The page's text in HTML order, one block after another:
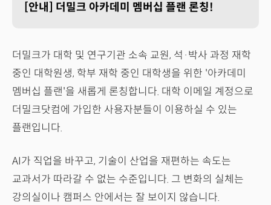
[안내] 더밀크 아카데미 멤버십 플랜 론칭!
더밀크가 대학 및 연구기관 소속 교원, 석·박사 과정 재학
중인 대학원생, 학부 재학 중인 대학생을 위한 '아카데미
멤버십 플랜'을 새롭게 론칭합니다. 대학 이메일 계정으로
더밀크닷컴에 가입한 사용자분들이 이용하실 수 있는
플랜입니다.
AI가 직업을 바꾸고, 기술이 산업을 재편하는 속도는
교과서가 따라갈 수 없는 수준입니다. 그 변화의 실체는
강의실이나 캠퍼스 안에서는 잘 보이지 않습니다.